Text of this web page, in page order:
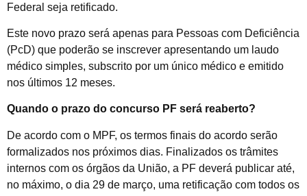
Federal seja retificado.
Este novo prazo será apenas para Pessoas com Deficiência
(PcD) que poderão se inscrever apresentando um laudo
médico simples, subscrito por um único médico e emitido
nos últimos 12 meses.
Quando o prazo do concurso PF será reaberto?
De acordo com o MPF, os termos finais do acordo serão
formalizados nos próximos dias. Finalizados os trâmites
internos com os órgãos da União, a PF deverá publicar até,
no máximo, o dia 29 de março, uma retificação com todos os